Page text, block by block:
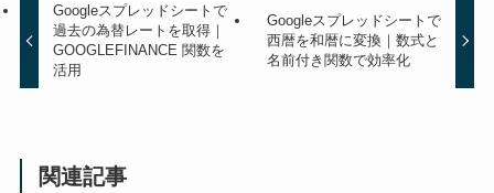
Googleスプレッドシートで
過去の為替レートを取得｜
GOOGLEFINANCE 関数を
活用
Googleスプレッドシートで
西暦を和暦に変換｜数式と
名前付き関数で効率化
関連記事